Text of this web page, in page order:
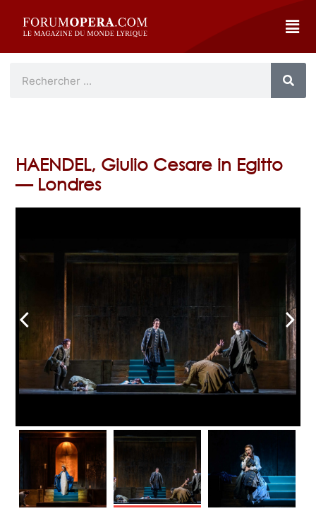
HAENDEL, Giulio Cesare in Egitto
— Londres
arrow_back_ios arrow_forward_ios